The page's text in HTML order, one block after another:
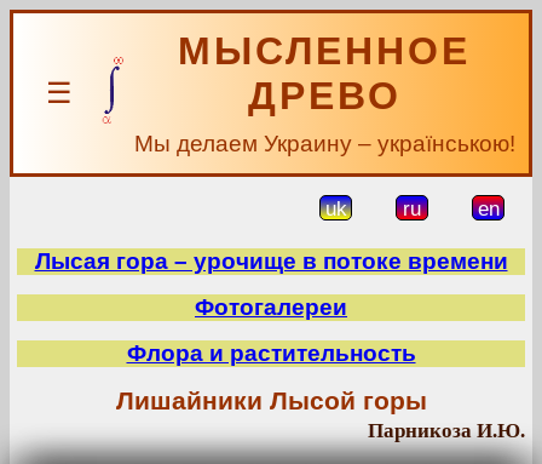
☰
МЫСЛЕННОЕ
ДРЕВО
Мы делаем Украину – українською!
uk ru en
Лысая гора – урочище в потоке времени
Фотогалереи
Флора и растительность
Лишайники Лысой горы
Парникоза И.Ю.